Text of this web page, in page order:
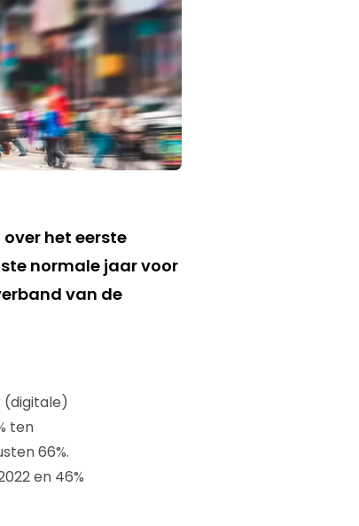
het eerste
normale jaar voor
van de
(digitale)
ten
66%.
en 46%